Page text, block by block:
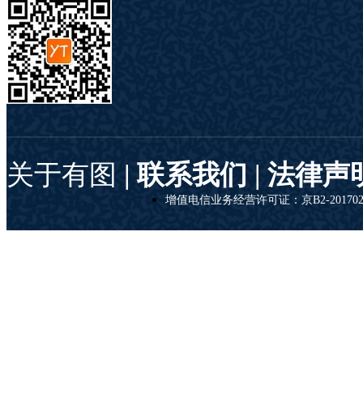
关于有图 | 联系我们 | 法律声
增值电信业务经营许可证：京B2-